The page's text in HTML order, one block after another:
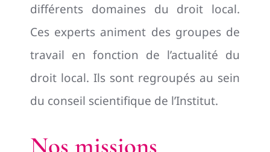
différents domaines du droit local.
Ces experts animent des groupes de
travail en fonction de l’actualité du
droit local. Ils sont regroupés au sein
du conseil scientifique de l’Institut.
Nos missions